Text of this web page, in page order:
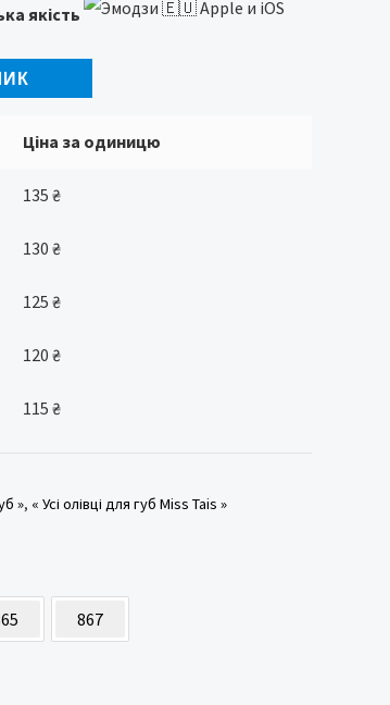
якість
Ціна за одиницю
135 ₴
130 ₴
125 ₴
120 ₴
115 ₴
», « Усі олівці для губ Miss Tais »
867